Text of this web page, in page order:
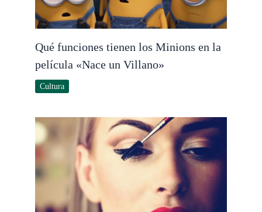
Qué funciones tienen los Minions en la
película «Nace un Villano»
Cultura